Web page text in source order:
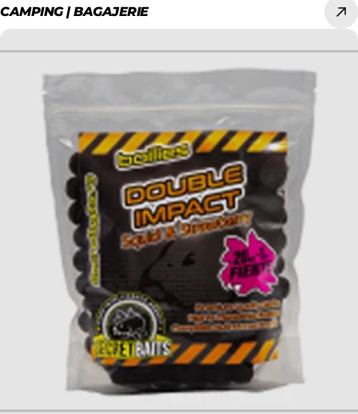
CAMPING | BAGAJERIE